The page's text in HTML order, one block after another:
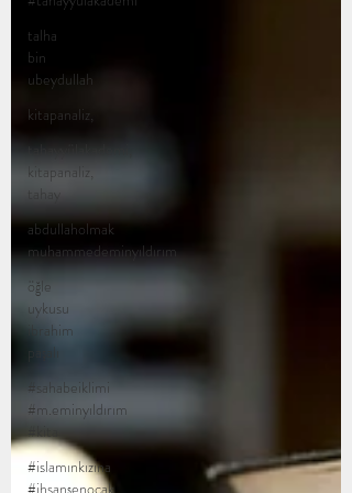
talha
bin
ubeydullah
kitapanaliz,
tahayyülakademi,
kitapanaliz,
tahay
abdullaholmak
muhammedeminyıldırım
öğle
uykusu
ibrahim
paşalı
#sahabeiklimi
#m.eminyıldırım
#kita
#islamınkızına
#ihsanşenocak